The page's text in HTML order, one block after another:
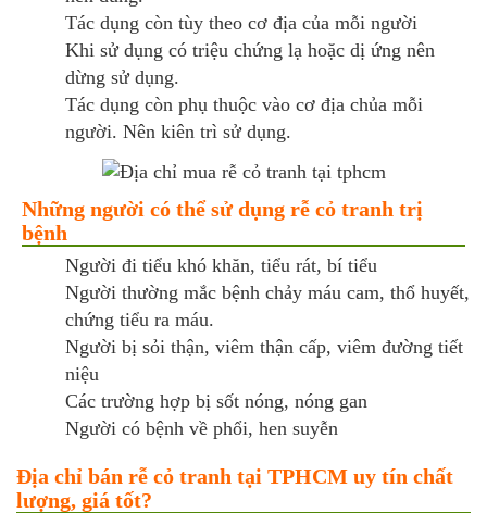
Tác dụng còn tùy theo cơ địa của mỗi người
Khi sử dụng có triệu chứng lạ hoặc dị ứng nên
dừng sử dụng.
Tác dụng còn phụ thuộc vào cơ địa chủa mỗi
người. Nên kiên trì sử dụng.
Những người có thể sử dụng rễ cỏ tranh trị
bệnh
Người đi tiểu khó khăn, tiểu rát, bí tiểu
Người thường mắc bệnh chảy máu cam, thổ huyết,
chứng tiểu ra máu.
Người bị sỏi thận, viêm thận cấp, viêm đường tiết
niệu
Các trường hợp bị sốt nóng, nóng gan
Người có bệnh về phổi, hen suyễn
Địa chỉ bán rễ cỏ tranh tại TPHCM uy tín chất
lượng, giá tốt?